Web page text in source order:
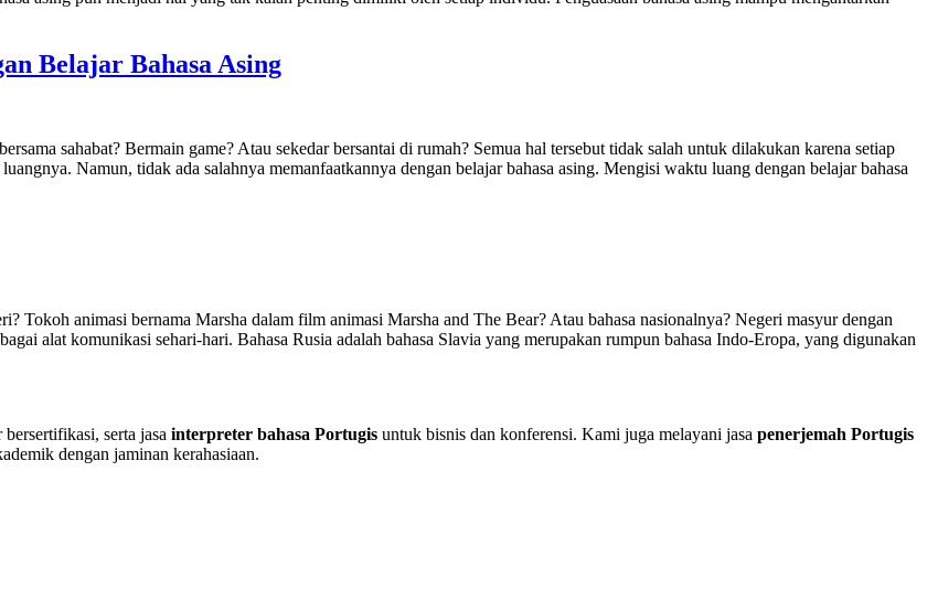
Belajar Bahasa Asing
sahabat? Bermain game? Atau sekedar bersantai di rumah? Semua hal tersebut tidak salah untuk dilakukan karena setiap
Namun, tidak ada salahnya memanfaatkannya dengan belajar bahasa asing. Mengisi waktu luang dengan belajar bahasa
Tokoh animasi bernama Marsha dalam film animasi Marsha and The Bear? Atau bahasa nasionalnya? Negeri masyur dengan
alat komunikasi sehari-hari. Bahasa Rusia adalah bahasa Slavia yang merupakan rumpun bahasa Indo-Eropa, yang digunakan
serta jasa interpreter bahasa Portugis untuk bisnis dan konferensi. Kami juga melayani jasa penerjemah Portugis
dengan jaminan kerahasiaan.